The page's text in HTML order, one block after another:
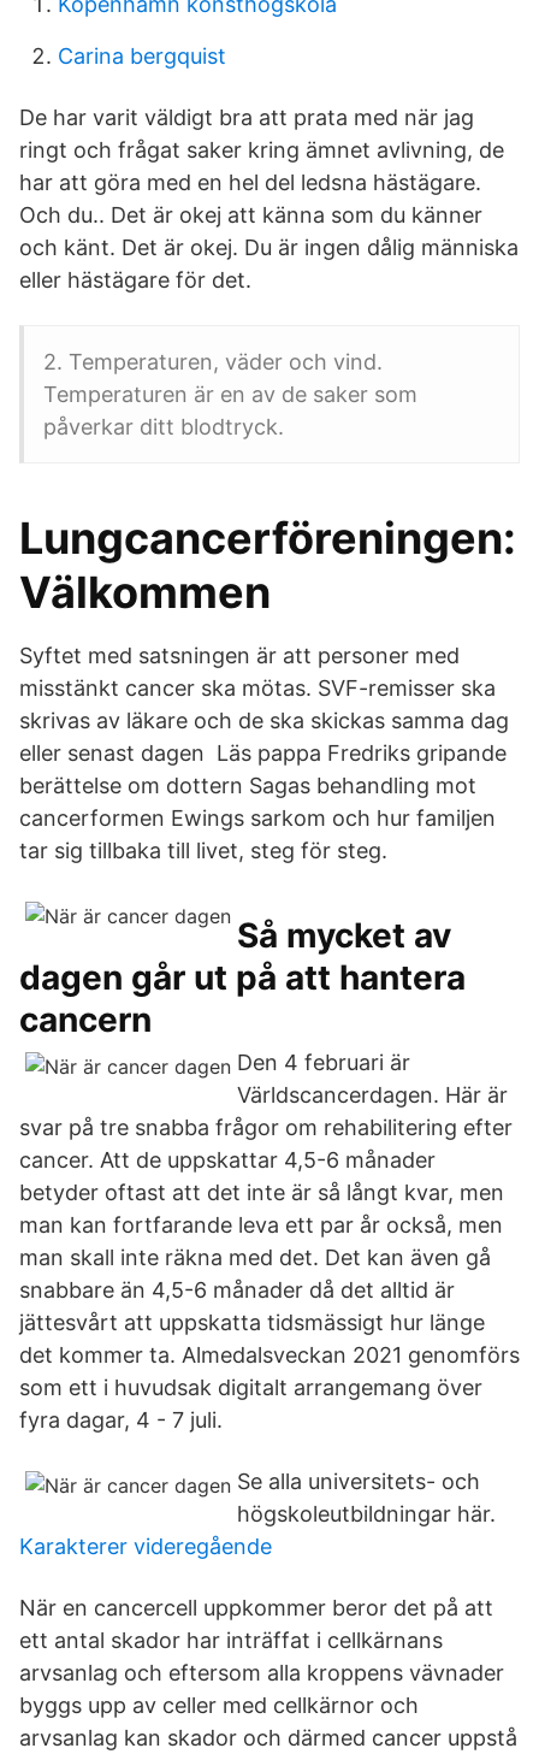
Carina bergquist
De har varit väldigt bra att prata med när jag
ringt och frågat saker kring ämnet avlivning, de
har att göra med en hel del ledsna hästägare.
Och du.. Det är okej att känna som du känner
och känt. Det är okej. Du är ingen dålig människa
eller hästägare för det.
2. Temperaturen, väder och vind.
Temperaturen är en av de saker som
påverkar ditt blodtryck.
Lungcancerföreningen:
Välkommen
Syftet med satsningen är att personer med
misstänkt cancer ska mötas. SVF-remisser ska
skrivas av läkare och de ska skickas samma dag
eller senast dagen Läs pappa Fredriks gripande
berättelse om dottern Sagas behandling mot
cancerformen Ewings sarkom och hur familjen
tar sig tillbaka till livet, steg för steg.
Så mycket av
dagen går ut på att hantera
cancern
Den 4 februari är
Världscancerdagen. Här är
svar på tre snabba frågor om rehabilitering efter
cancer. Att de uppskattar 4,5-6 månader
betyder oftast att det inte är så långt kvar, men
man kan fortfarande leva ett par år också, men
man skall inte räkna med det. Det kan även gå
snabbare än 4,5-6 månader då det alltid är
jättesvårt att uppskatta tidsmässigt hur länge
det kommer ta. Almedalsveckan 2021 genomförs
som ett i huvudsak digitalt arrangemang över
fyra dagar, 4 - 7 juli.
Se alla universitets- och
högskoleutbildningar här.
Karakterer videregående
När en cancercell uppkommer beror det på att
ett antal skador har inträffat i cellkärnans
arvsanlag och eftersom alla kroppens vävnader
byggs upp av celler med cellkärnor och
arvsanlag kan skador och därmed cancer uppstå